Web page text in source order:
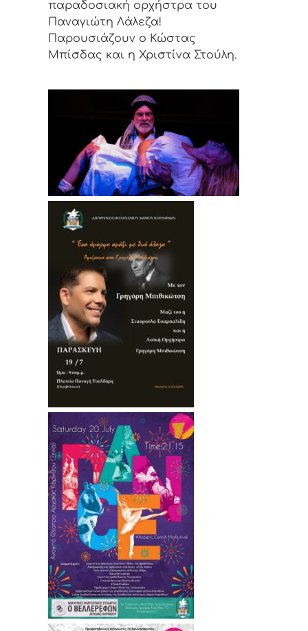
παραδοσιακή ορχήστρα του
Παναγιώτη Λάλεζα!
Παρουσιάζουν ο Κώστας
Μπίσδας και η Χριστίνα Στούλη.